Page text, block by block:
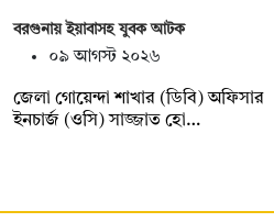
বরগুনায় ইয়াবাসহ যুবক আটক
০৯ আগস্ট ২০২৬
জেলা গোয়েন্দা শাখার (ডিবি) অফিসার
ইনচার্জ (ওসি) সাজ্জাত হো…